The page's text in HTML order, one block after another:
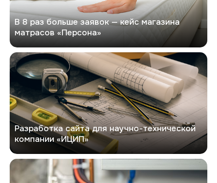
В 8 раз больше заявок — кейс магазина
матрасов «Персона»
Кейс по разработке сайта
Разработка сайта для научно-технической
компании «ИЦИП»
Евроток